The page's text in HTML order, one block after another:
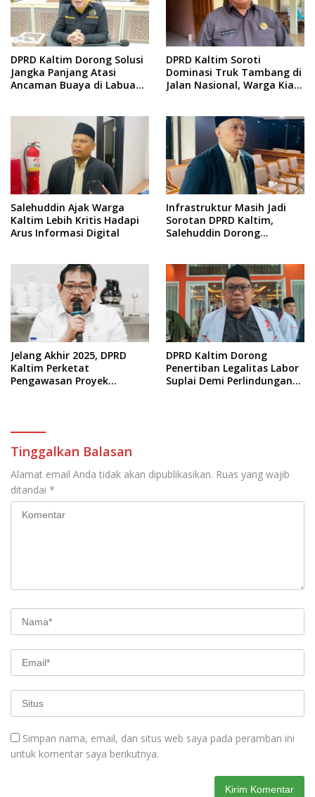
DPRD Kaltim Dorong Solusi
Jangka Panjang Atasi
Ancaman Buaya di Labuan
DPRD Kaltim Soroti
Dominasi Truk Tambang di
Jalan Nasional, Warga Kian
Salehuddin Ajak Warga
Kaltim Lebih Kritis Hadapi
Arus Informasi Digital
Infrastruktur Masih Jadi
Sorotan DPRD Kaltim,
Salehuddin Dorong
Jelang Akhir 2025, DPRD
Kaltim Perketat
Pengawasan Proyek
DPRD Kaltim Dorong
Penertiban Legalitas Labor
Suplai Demi Perlindungan
Tinggalkan Balasan
Alamat email Anda tidak akan dipublikasikan. Ruas yang wajib
ditandai *
Simpan nama, email, dan situs web saya pada peramban ini
untuk komentar saya berikutnya.